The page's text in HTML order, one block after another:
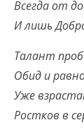
Всегда от
И лишь
Талант
Обид и
Уже
Ростков в